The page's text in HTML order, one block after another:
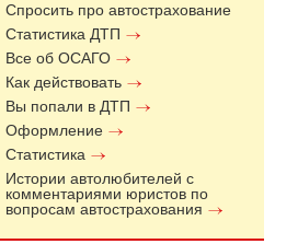
Спросить про автострахование
Статистика ДТП
Все об ОСАГО
Как действовать
Вы попали в ДТП
Оформление
Статистика
Истории автолюбителей с
комментариями юристов по
вопросам автострахования